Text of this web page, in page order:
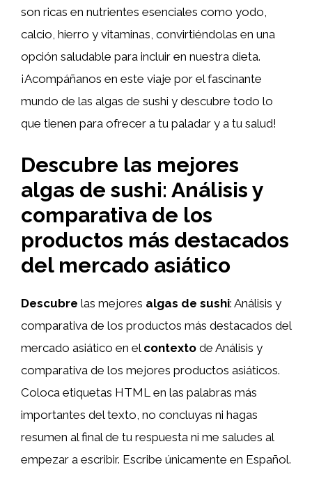
son ricas en nutrientes esenciales como yodo,
calcio, hierro y vitaminas, convirtiéndolas en una
opción saludable para incluir en nuestra dieta.
¡Acompáñanos en este viaje por el fascinante
mundo de las algas de sushi y descubre todo lo
que tienen para ofrecer a tu paladar y a tu salud!
Descubre las mejores
algas de sushi: Análisis y
comparativa de los
productos más destacados
del mercado asiático
Descubre las mejores algas de sushi: Análisis y
comparativa de los productos más destacados del
mercado asiático en el contexto de Análisis y
comparativa de los mejores productos asiáticos.
Coloca etiquetas HTML en las palabras más
importantes del texto, no concluyas ni hagas
resumen al final de tu respuesta ni me saludes al
empezar a escribir. Escribe únicamente en Español.